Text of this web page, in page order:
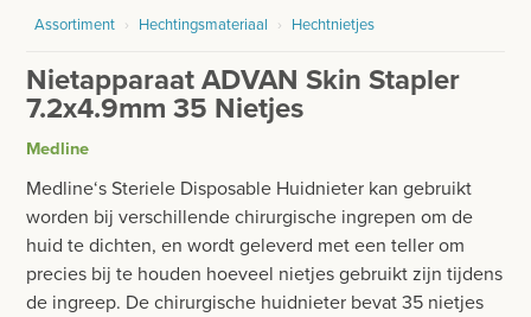
BESURGICAL - INSTRUMENTARIUM
OPERATIE SETS
CONTACT
registreer
login
GYNAECOLOGIE
INJECTIEMATERIAAL
HANDSCHOENEN
HECHTINGSMATERIAAL
HECHTNAALDEN
Assortiment › Hechtingsmateriaal › Hechtnietjes
Nietapparaat ADVAN Skin Stapler
7.2x4.9mm 35 Nietjes
Medline
Medline‘s Steriele Disposable Huidnieter kan gebruikt
worden bij verschillende chirurgische ingrepen om de
huid te dichten, en wordt geleverd met een teller om
precies bij te houden hoeveel nietjes gebruikt zijn tijdens
de ingreep. De chirurgische huidnieter bevat 35 nietjes